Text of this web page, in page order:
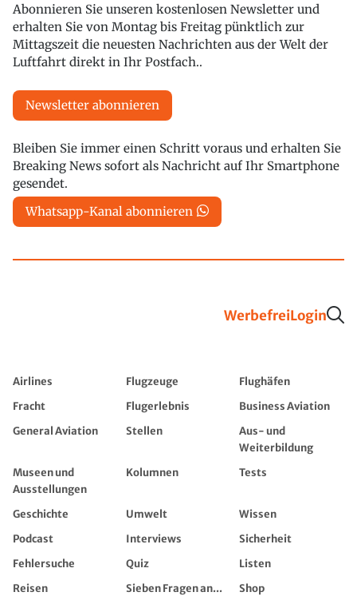
Abonnieren Sie unseren kostenlosen Newsletter und
erhalten Sie von Montag bis Freitag pünktlich zur
Mittagszeit die neuesten Nachrichten aus der Welt der
Luftfahrt direkt in Ihr Postfach..
Newsletter abonnieren
Bleiben Sie immer einen Schritt voraus und erhalten Sie
Breaking News sofort als Nachricht auf Ihr Smartphone
gesendet.
Whatsapp-Kanal abonnieren
WerbefreiLogin
Airlines Flugzeuge
Flughäfen
Fracht
Flugerlebnis
Business Aviation
General Aviation
Stellen
Aus- und
Weiterbildung
Museen und
Ausstellungen
Kolumnen Tests
Geschichte Umwelt
Wissen
Podcast
Interviews
Sicherheit
Fehlersuche
Quiz
Listen
Reisen
Sieben Fragen an...
Shop